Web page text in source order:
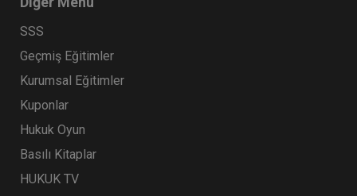
SSS
Geçmiş Eğitimler
Kurumsal Eğitimler
Kuponlar
Hukuk Oyun
Basılı Kitaplar
HUKUK TV